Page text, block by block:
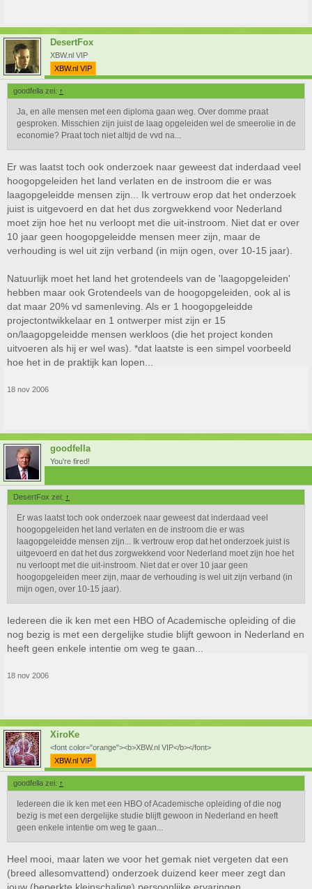
DesertFox
XBW.nl VIP
XBW.nl VIP
goodfella zei: ↑
Ja, en alle mensen met een diploma gaan weg. Over domme praat
gesproken. Misschien zijn juist de laag opgeleiden wel de smeerolie in de
economie? Praat toch niet altijd de vvd na...
Er was laatst toch ook onderzoek naar geweest dat inderdaad veel
hoogopgeleiden het land verlaten en de instroom die er was
laagopgeleidde mensen zijn... Ik vertrouw erop dat het onderzoek
juist is uitgevoerd en dat het dus zorgwekkend voor Nederland
moet zijn hoe het nu verloopt met die uit-instroom. Niet dat er over
10 jaar geen hoogopgeleidde mensen meer zijn, maar de
verhouding is wel uit zijn verband (in mijn ogen, over 10-15 jaar).
Natuurlijk moet het land het grotendeels van de 'laagopgeleiden'
hebben maar ook Grotendeels van de hoogopgeleiden, ook al is
dat maar 20% vd samenleving. Als er 1 hoogopgeleidde
projectontwikkelaar en 1 ontwerper mist zijn er 15
on/laagopgeleidde mensen werkloos (die het project konden
uitvoeren als hij er wel was). *dat laatste is een simpel voorbeeld
hoe het in de praktijk kan lopen...
18 nov 2006
goodfella
You're fired!
DesertFox zei: ↑
Er was laatst toch ook onderzoek naar geweest dat inderdaad veel
hoogopgeleiden het land verlaten en de instroom die er was
laagopgeleidde mensen zijn... Ik vertrouw erop dat het onderzoek juist is
uitgevoerd en dat het dus zorgwekkend voor Nederland moet zijn hoe het
nu verloopt met die uit-instroom. Niet dat er over 10 jaar geen
hoogopgeleiden meer zijn, maar de verhouding is wel uit zijn verband (in
mijn ogen, over 10-15 jaar).
Iedereen die ik ken met een HBO of Academische opleiding of die
nog bezig is met een dergelijke studie blijft gewoon in Nederland en
heeft geen enkele intentie om weg te gaan...
18 nov 2006
XiroKe
<font color="orange"><b>XBW.nl VIP</b></font>
XBW.nl VIP
goodfella zei: ↑
Iedereen die ik ken met een HBO of Academische opleiding of die nog
bezig is met een dergelijke studie blijft gewoon in Nederland en heeft
geen enkele intentie om weg te gaan...
Heel mooi, maar laten we voor het gemak niet vergeten dat een
(breed allesomvattend) onderzoek duizend keer meer zegt dan